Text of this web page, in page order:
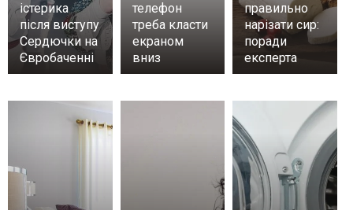
істерика
після виступу
Сердючки на
Євробаченні
телефон
треба класти
екраном
вниз
правильно
нарізати сир:
поради
експерта